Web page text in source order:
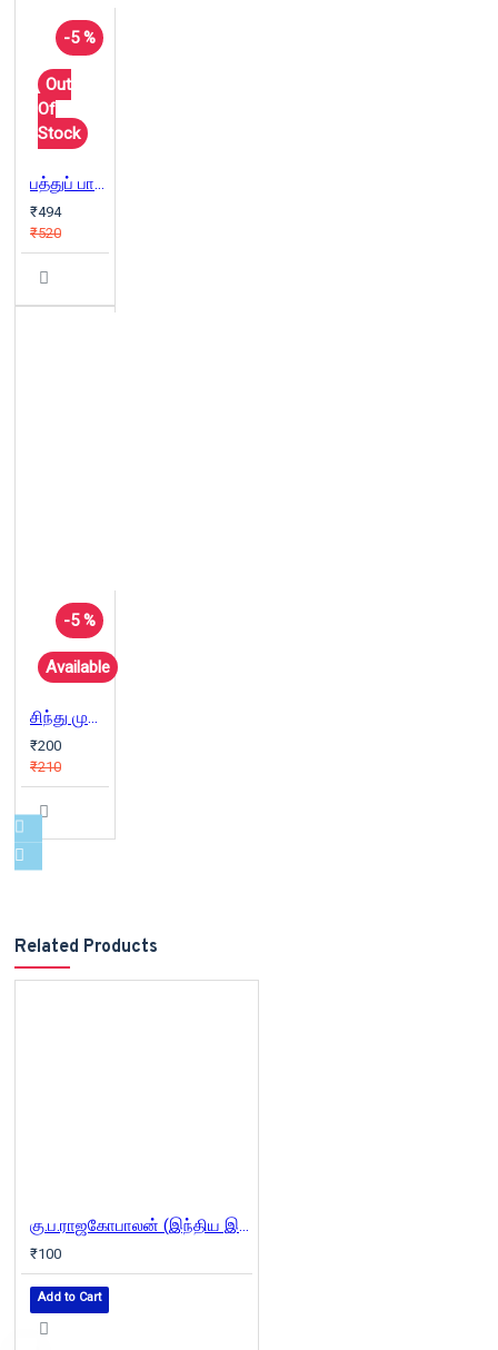
-5 %
Out
Of
Stock
பத்துப் பாட்டு ஆராய்ச்சி
₹494
₹520
-5 %
Available
சிந்து முதல் கங்கை வரை
₹200
₹210
Related Products
கு.ப.ராஜகோபாலன் (இந்திய இலக்கியச் சிற்பிகள் )
₹100
Add to Cart